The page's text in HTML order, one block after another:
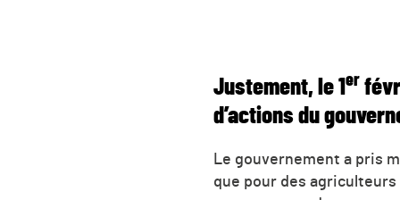
Justement, le 1 er
d’actions du
Le gouvernement a pris
que pour des agriculteurs